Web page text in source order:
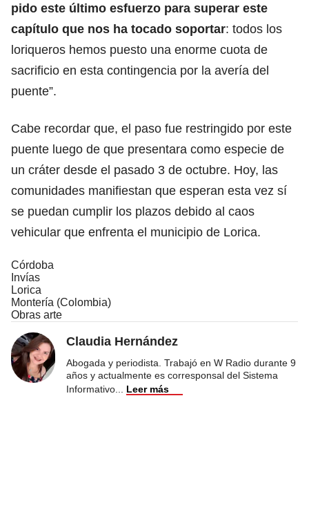
pido este último esfuerzo para superar este
capítulo que nos ha tocado soportar: todos los
loriqueros hemos puesto una enorme cuota de
sacrificio en esta contingencia por la avería del
puente”.
Cabe recordar que, el paso fue restringido por este
puente luego de que presentara como especie de
un cráter desde el pasado 3 de octubre. Hoy, las
comunidades manifiestan que esperan esta vez sí
se puedan cumplir los plazos debido al caos
vehicular que enfrenta el municipio de Lorica.
Córdoba
Invías
Lorica
Montería (Colombia)
Obras arte
Claudia Hernández
Abogada y periodista. Trabajó en W Radio durante 9
años y actualmente es corresponsal del Sistema
Informativo
Leer más